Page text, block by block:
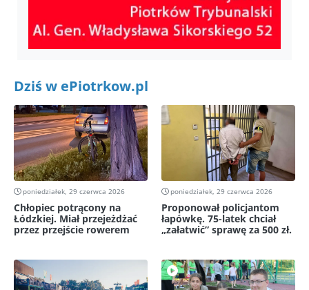
Dziś w ePiotrkow.pl
poniedziałek, 29 czerwca 2026
Chłopiec potrącony na
Łódzkiej. Miał przejeżdżać
przez przejście rowerem
poniedziałek, 29 czerwca 2026
Proponował policjantom
łapówkę. 75-latek chciał
„załatwić” sprawę za 500 zł.